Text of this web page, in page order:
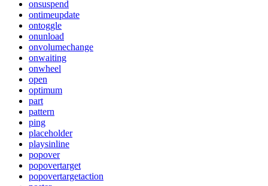
onsuspend
ontimeupdate
ontoggle
onunload
onvolumechange
onwaiting
onwheel
open
optimum
part
pattern
ping
placeholder
playsinline
popover
popovertarget
popovertargetaction